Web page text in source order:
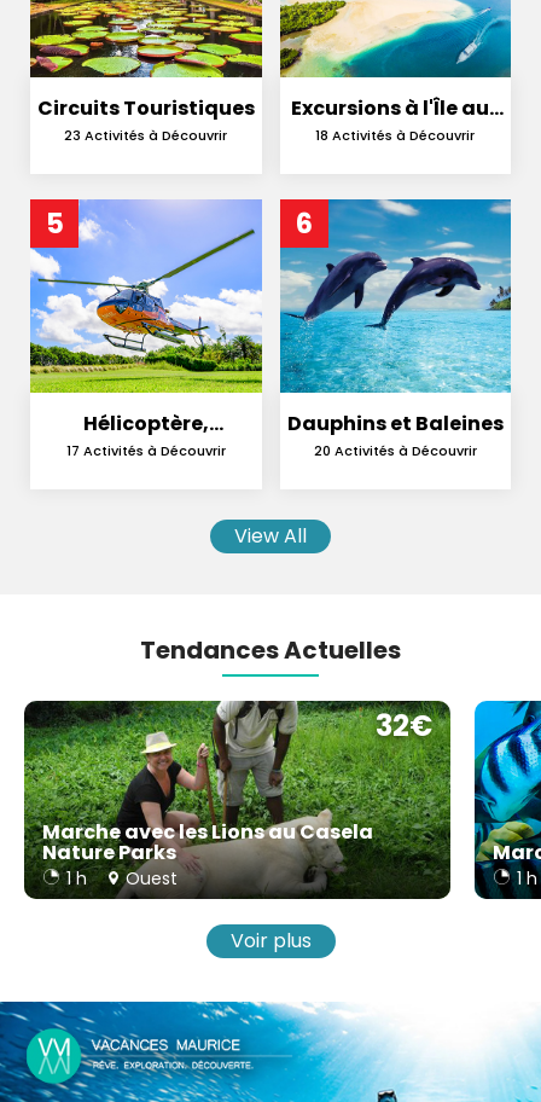
Circuits Touristiques
23 Activités à Découvrir
Excursions à l'Île aux
Cerfs
18 Activités à Découvrir
5
Hélicoptère,
Hydravion et
17 Activités à Découvrir
6
Dauphins et Baleines
20 Activités à Découvrir
View All
Tendances Actuelles
32€
Marche avec les Lions au Casela
Nature Parks
1 h Ouest 1 h
Voir plus